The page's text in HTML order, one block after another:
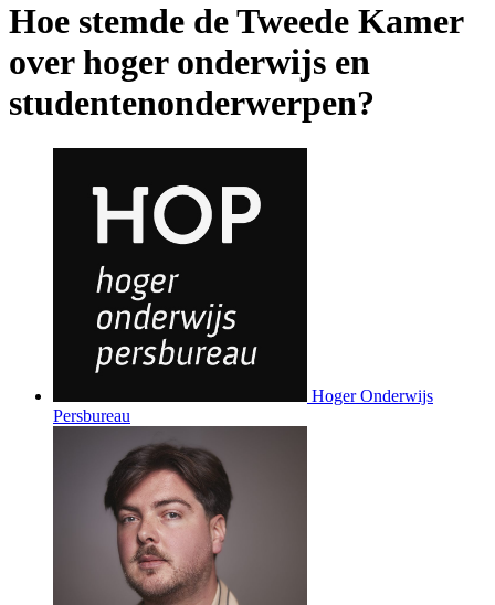
Hoe stemde de Tweede Kamer
over hoger onderwijs en
studentenonderwerpen?
Hoger Onderwijs
Persbureau